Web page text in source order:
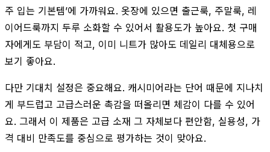
주 입는 기본템’에 가까워요. 옷장에 있으면 출근룩, 주말룩, 레
이어드룩까지 두루 소화할 수 있어서 활용도가 높아요. 첫 구매
자에게도 부담이 적고, 이미 니트가 많아도 데일리 대체용으로
보기 좋아요.
다만 기대치 설정은 중요해요. 캐시미어라는 단어 때문에 지나치
게 부드럽고 고급스러운 촉감을 떠올리면 체감이 다를 수 있어
요. 그래서 이 제품은 고급 소재 그 자체보다 편안함, 실용성, 가
격 대비 만족도를 중심으로 평가하는 것이 맞아요.